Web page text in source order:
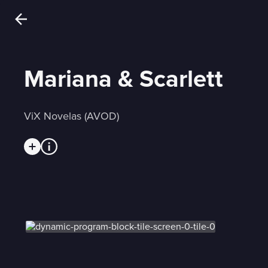
Mariana & Scarlett
ViX Novelas (AVOD)